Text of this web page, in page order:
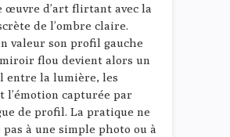
œuvre d’art flirtant avec la
de l’ombre claire.
valeur son profil gauche
flou devient alors un
entre la lumière, les
l’émotion capturée par
de profil. La pratique ne
à une simple photo ou à